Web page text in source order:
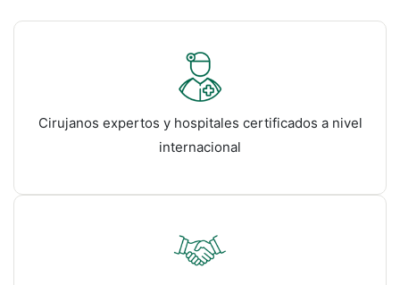
Cirujanos expertos y hospitales certificados a nivel
internacional